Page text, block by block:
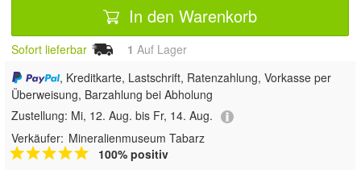
In den Warenkorb
Sofort lieferbar 1 Auf Lager
, Kreditkarte, Lastschrift, Ratenzahlung, Vorkasse per
Überweisung, Barzahlung bei Abholung
Zustellung: Mi, 12. Aug. bis Fr, 14. Aug.
Verkäufer: Mineralienmuseum Tabarz
100% positiv